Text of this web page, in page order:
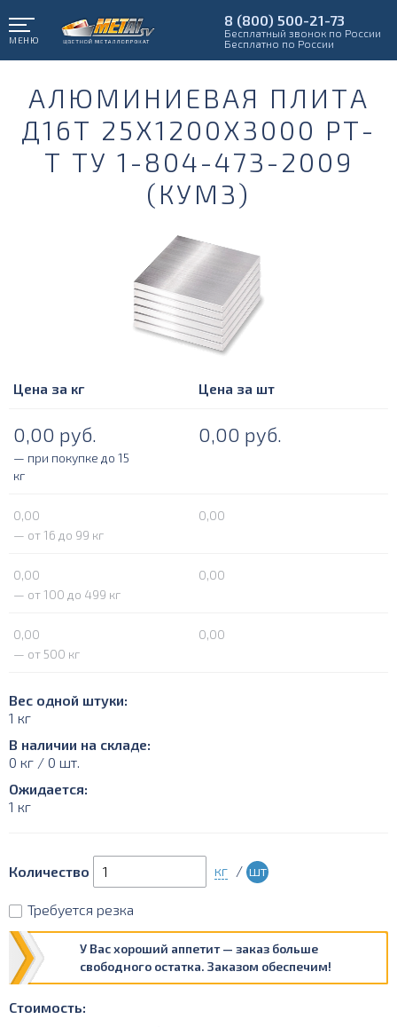
МЕНЮ
8 (800) 500-21-73
Бесплатный звонок по России
Бесплатно по России
АЛЮМИНИЕВАЯ ПЛИТА
Д16Т 25Х1200Х3000 РТ-
Т ТУ 1-804-473-2009
(КУМЗ)
Цена за кг Цена за шт
0,00 руб. 0,00 руб.
— при покупке до 15
кг
0,00
0,00
— от 16 до 99 кг
0,00
0,00
— от 100 до 499 кг
0,00
0,00
— от 500 кг
Вес одной штуки:
1 кг
В наличии на складе:
0 кг / 0 шт.
Ожидается:
1 кг
Количество кг / шт
Требуется резка
У Вас хороший аппетит — заказ больше
свободного остатка. Заказом обеспечим!
Стоимость: